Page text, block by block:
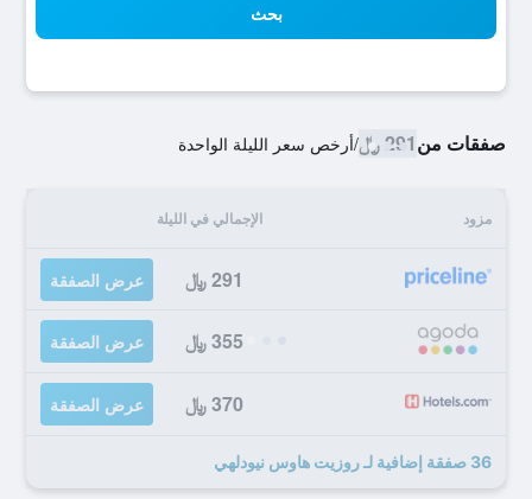
بحث
صفقات من291 ﷼ /أرخص سعر الليلة الواحدة
مزود الإجمالي في الليلة
291 ﷼ عرض الصفقة
355 ﷼ عرض الصفقة
370 ﷼ عرض الصفقة
36 صفقة إضافية لـ روزيت هاوس نيودلهي